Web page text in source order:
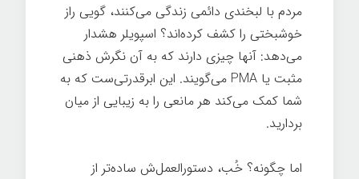
مردم با لبخندی دائمی زندگی می‌کنند، گویی راز
خوشبختی را کشف کرده‌اند؟ اسپویلر هشدار
می‌دهد: آنها چیزی دارند که به آن نگرش ذهنی
مثبت یا PMA می‌گویند. این ابرقدرتی‌ست که به
شما کمک می‌کند هر مانعی را به زیبایی از میان
بردارید.
اما چگونه؟ خُب، دستورالعمل‌ش ساده‌تر از